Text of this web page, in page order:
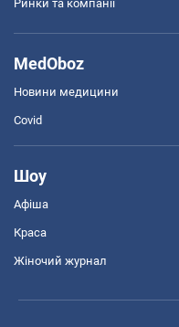
Ринки та компанії
MedOboz
Новини медицини
Covid
Шоу
Афіша
Краса
Жіночий журнал